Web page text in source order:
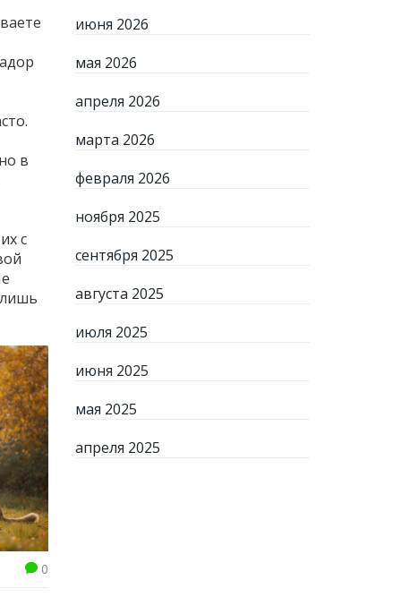
в
с
0
июня 2026
мая 2026
апреля 2026
марта 2026
февраля 2026
ноября 2025
сентября 2025
августа 2025
июля 2025
июня 2025
мая 2025
апреля 2025